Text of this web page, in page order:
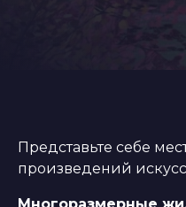
Представьте себе
произведений